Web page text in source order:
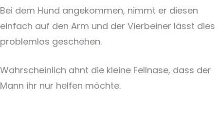
Bei dem Hund angekommen, nimmt er diesen
einfach auf den Arm und der Vierbeiner lässt dies
problemlos geschehen.
Wahrscheinlich ahnt die kleine Fellnase, dass der
Mann ihr nur helfen möchte.